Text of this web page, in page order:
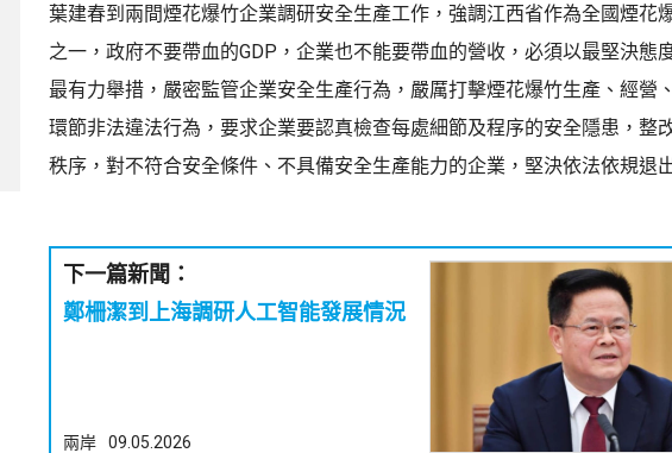
葉建春到兩間煙花爆竹企業調研安全生產工作，強調江西省作為全國煙花
之一，政府不要帶血的GDP，企業也不能要帶血的營收，必須以最堅決態
最有力舉措，嚴密監管企業安全生產行為，嚴厲打擊煙花爆竹生產、經營
環節非法違法行為，要求企業要認真檢查每處細節及程序的安全隱患，整
秩序，對不符合安全條件、不具備安全生產能力的企業，堅決依法依規退
下一篇新聞：
鄭柵潔到上海調研人工智能發展情況
兩岸 09.05.2026